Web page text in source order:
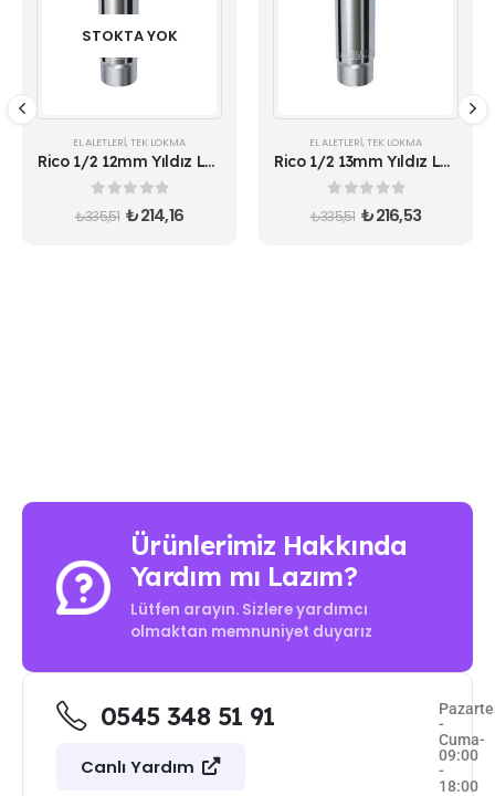
STOKTA YOK
EL ALETLERI TEK LOKMA
Rico 1/2 12mm Yıldız Lokma 12 Köşe Uzun Derin
out of 5
₺335,51 ₺214,16
EL ALETLERI TEK LOKMA
Rico 1/2 13mm Yıldız Lokma 12 Köşe Uzun Derin
out of 5
₺335,51 ₺216,53
Ürünlerimiz Hakkında
Yardım mı Lazım?
Lütfen arayın. Sizlere yardımcı
olmaktan memnuniyet duyarız
0545 348 51 91
Canlı Yardım
-
Cuma-
09:00
-
18:00